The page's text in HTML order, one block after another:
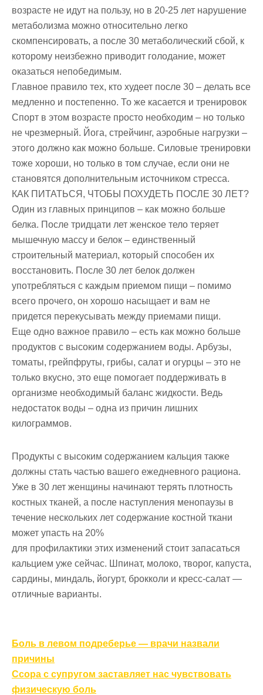
возрасте не идут на пользу, но в 20-25 лет нарушение
метаболизма можно относительно легко
скомпенсировать, а после 30 метаболический сбой, к
которому неизбежно приводит голодание, может
оказаться непобедимым.
Главное правило тех, кто худеет после 30 – делать все
медленно и постепенно. То же касается и тренировок
Спорт в этом возрасте просто необходим – но только
не чрезмерный. Йога, стрейчинг, аэробные нагрузки –
этого должно как можно больше. Силовые тренировки
тоже хороши, но только в том случае, если они не
становятся дополнительным источником стресса.
КАК ПИТАТЬСЯ, ЧТОБЫ ПОХУДЕТЬ ПОСЛЕ 30 ЛЕТ?
Один из главных принципов – как можно больше
белка. После тридцати лет женское тело теряет
мышечную массу и белок – единственный
строительный материал, который способен их
восстановить. После 30 лет белок должен
употребляться с каждым приемом пищи – помимо
всего прочего, он хорошо насыщает и вам не
придется перекусывать между приемами пищи.
Еще одно важное правило – есть как можно больше
продуктов с высоким содержанием воды. Арбузы,
томаты, грейпфруты, грибы, салат и огурцы – это не
только вкусно, это еще помогает поддерживать в
организме необходимый баланс жидкости. Ведь
недостаток воды – одна из причин лишних
килограммов.
Продукты с высоким содержанием кальция также
должны стать частью вашего ежедневного рациона.
Уже в 30 лет женщины начинают терять плотность
костных тканей, а после наступления менопаузы в
течение нескольких лет содержание костной ткани
может упасть на 20%
для профилактики этих изменений стоит запасаться
кальцием уже сейчас. Шпинат, молоко, творог, капуста,
сардины, миндаль, йогурт, брокколи и кресс-салат —
отличные варианты.
Навигация
по
записям
Боль в левом подреберье — врачи назвали
причины
Ссора с супругом заставляет нас чувствовать
физическую боль